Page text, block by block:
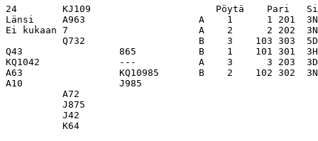
24        KJ109                      Pöytä    Pari
Länsi     A963                    A    1      1 201  3N
Ei kukaan 7                       A    2      2 202  3N
Q732                    B    3    103 303
Q43                 865           B    1    101 301
KQ1042              ---           A    3      3 203
A63                 KQ10985       B    2    102 302  3N
A10                 J985
          A72
          J875
          J42
          K64